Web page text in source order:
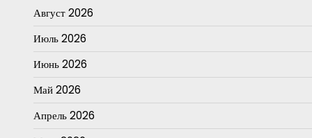
Август 2026
Июль 2026
Июнь 2026
Май 2026
Апрель 2026